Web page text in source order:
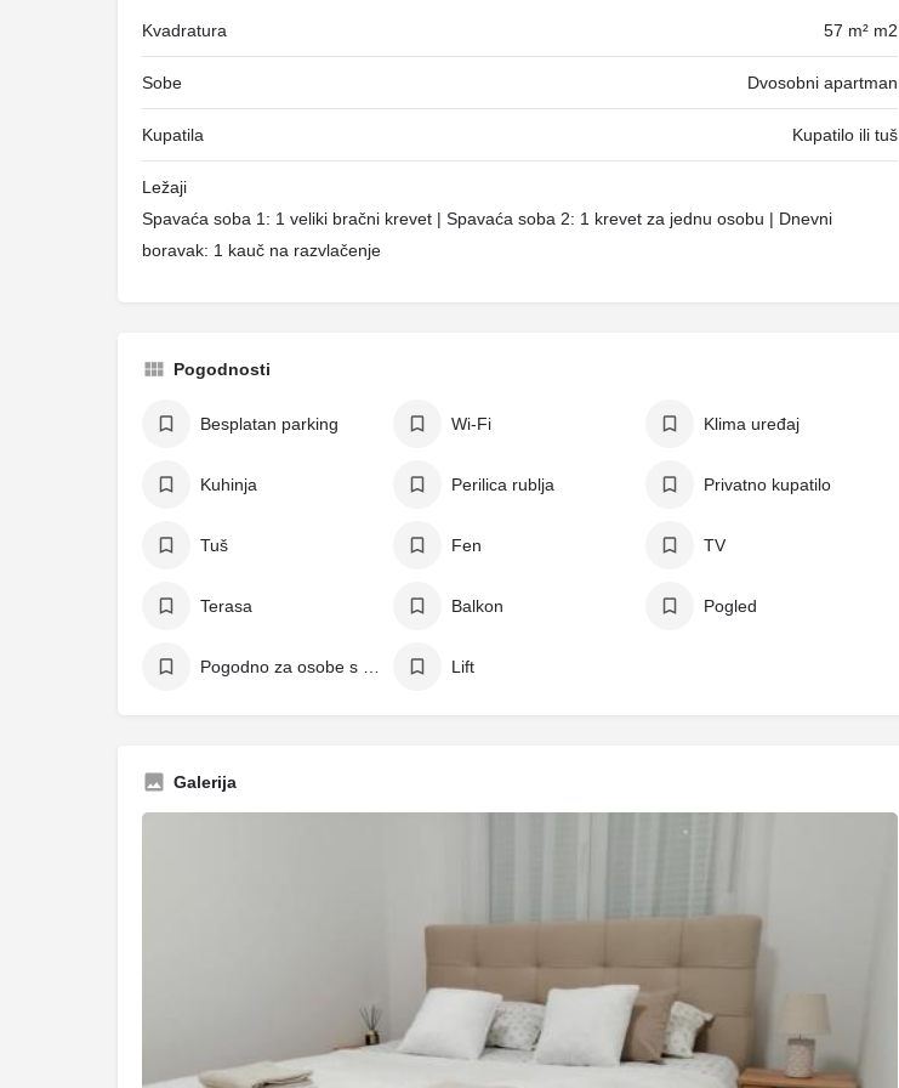
Kvadratura 57 m² m2
Sobe Dvosobni apartman
Kupatila Kupatilo ili tuš
Ležaji
Spavaća soba 1: 1 veliki bračni krevet | Spavaća soba 2: 1 krevet za jednu osobu | Dnevni
boravak: 1 kauč na razvlačenje
Pogodnosti
Besplatan parking Wi-Fi Klima uređaj
Kuhinja Perilica rublja Privatno kupatilo
Tuš Fen TV
Terasa Balkon Pogled
Lift
Galerija